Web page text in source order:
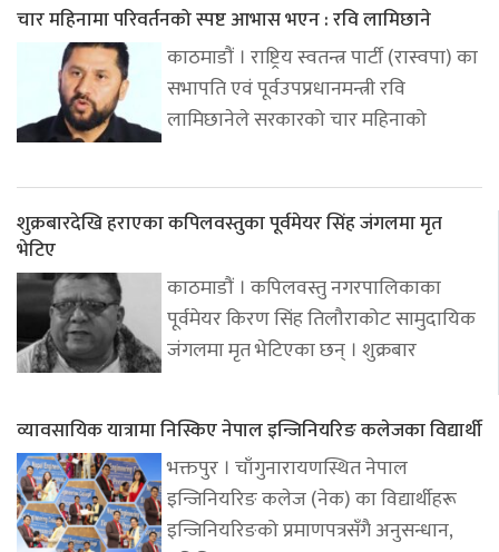
चार महिनामा परिवर्तनको स्पष्ट आभास भएन : रवि लामिछाने
काठमाडौं । राष्ट्रिय स्वतन्त्र पार्टी (रास्वपा) का
सभापति एवं पूर्वउपप्रधानमन्त्री रवि
लामिछानेले सरकारको चार महिनाको
शुक्रबारदेखि हराएका कपिलवस्तुका पूर्वमेयर सिंह जंगलमा मृत
भेटिए
काठमाडौं । कपिलवस्तु नगरपालिकाका
पूर्वमेयर किरण सिंह तिलौराकोट सामुदायिक
जंगलमा मृत भेटिएका छन् । शुक्रबार
व्यावसायिक यात्रामा निस्किए नेपाल इन्जिनियरिङ कलेजका विद्यार्थी
भक्तपुर । चाँगुनारायणस्थित नेपाल
इन्जिनियरिङ कलेज (नेक) का विद्यार्थीहरू
इन्जिनियरिङको प्रमाणपत्रसँगै अनुसन्धान,